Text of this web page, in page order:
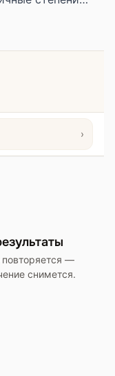
вкуса.
›
повторяется —
снимется.